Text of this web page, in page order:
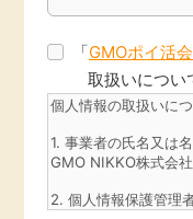
「GMOポイ活
取扱いについ